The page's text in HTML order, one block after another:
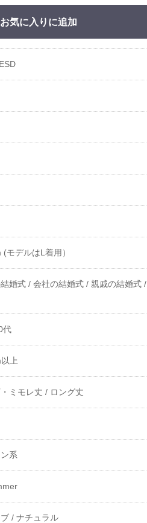
お気に入りに追加
(モデルはL着用）
婚式 / 会社の結婚式 / 親戚の結婚式 /
代
上
ミモレ丈 / ロング丈
系
/ ナチュラル